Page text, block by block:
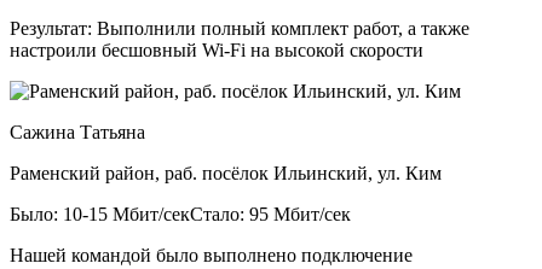
Результат: Выполнили полный комплект работ, а также
настроили бесшовный Wi-Fi на высокой скорости
Сажина Татьяна
Раменский район, раб. посёлок Ильинский, ул. Ким
Было: 10-15 Мбит/секСтало: 95 Мбит/сек
Нашей командой было выполнено подключение